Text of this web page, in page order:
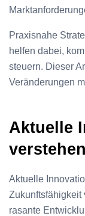
Praxisnahe
helfen dabei,
steuern. Dieser
Veränderungen
Aktuelle
Aktuelle
Zukunftsfähigkeit
rasante